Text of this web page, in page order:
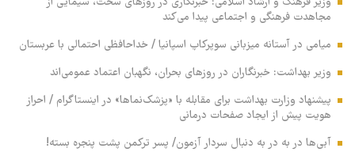
مجاهدت فرهنگی و اجتماعی پیدا می‌کند
میامی در آستانه میزبانی سوپرکاپ اسپانیا / خداحافظی احتمالی با عربستان
وزیر بهداشت: خبرنگاران در روزهای بحران، نگهبان اعتماد عمومی‌اند
پیشنهاد وزارت بهداشت برای مقابله با «پزشک‌نماها» در اینستاگرام / احراز
هویت پیش از ایجاد صفحات درمانی
آبی‌ها در به در به دنبال سردار آزمون/ پسر ترکمن پشت پنجره بسته!